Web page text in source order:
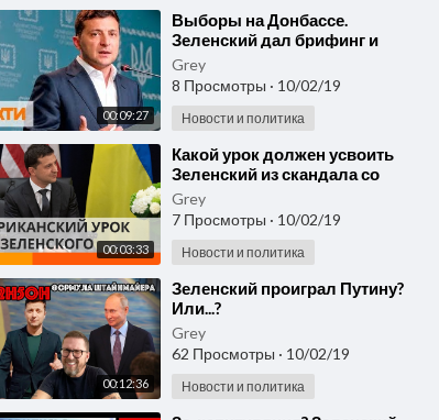
00:09:27
⁣Выборы на Донбассе.
Зеленский дал брифинг и
рассказал о формуле
Штайнмайера
Grey
8 Просмотры · 10/02/19
Новости и политика
00:03:33
⁣Какой урок должен усвоить
Зеленский из скандала со
стенограммой?
Grey
7 Просмотры · 10/02/19
Новости и политика
00:12:36
⁣Зеленский проиграл Путину?
Или...?
Grey
62 Просмотры · 10/02/19
Новости и политика